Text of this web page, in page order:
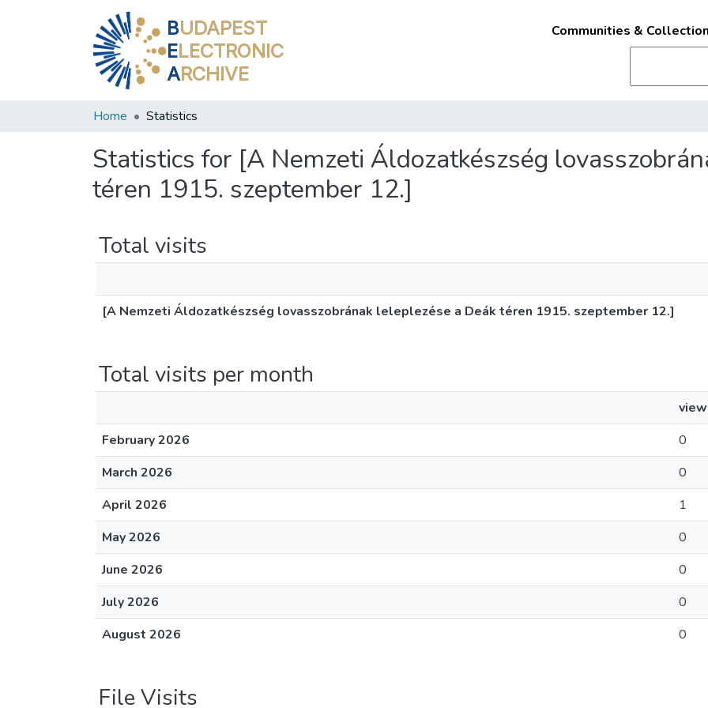
BUDAPEST
ELECTRONIC
ARCHIVE
Communities &
Home Statistics
Statistics for [A Nemzeti Áldozatkészség
téren 1915. szeptember 12.]
Total visits
[A Nemzeti Áldozatkészség lovasszobrának leleplezése a Deák téren 1915. szeptember 12.]
Total visits per month
February 2026
0
March 2026
0
April 2026
1
May 2026
0
June 2026
0
July 2026
0
August 2026
0
File Visits